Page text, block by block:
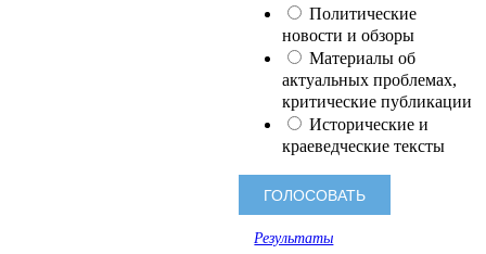
Политические
новости и обзоры
Материалы об
актуальных проблемах,
критические публикации
Исторические и
краеведческие тексты
Результаты